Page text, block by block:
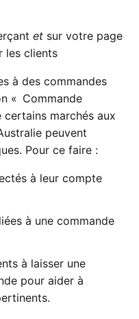
et sur votre page
les clients
à des commandes
« Commande
marchés aux
peuvent
Pour ce faire :
à leur compte
à une commande
à laisser une
pour aider à